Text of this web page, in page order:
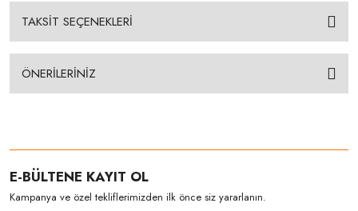
TAKSİT SEÇENEKLERİ
ÖNERİLERİNİZ
E-BÜLTENE KAYIT OL
Kampanya ve özel tekliflerimizden ilk önce siz yararlanın.